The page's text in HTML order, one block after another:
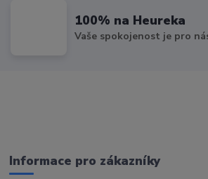
100% na Heureka
Vaše spokojenost je pro
Informace pro zákazníky